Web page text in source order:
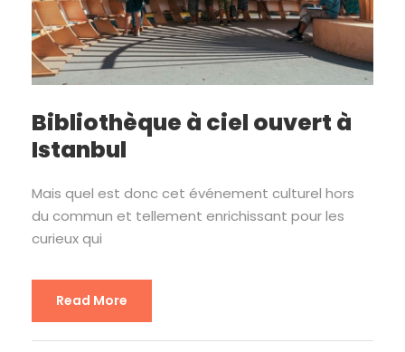
Bibliothèque à ciel ouvert à
Istanbul
Mais quel est donc cet événement culturel hors
du commun et tellement enrichissant pour les
curieux qui
Read More